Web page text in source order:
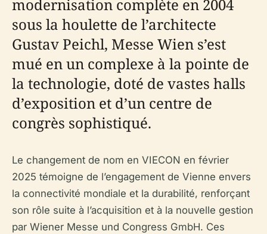
modernisation complète en 2004
sous la houlette de l’architecte
Gustav Peichl, Messe Wien s’est
mué en un complexe à la pointe de
la technologie, doté de vastes halls
d’exposition et d’un centre de
congrès sophistiqué.
Le changement de nom en VIECON en février
2025 témoigne de l’engagement de Vienne envers
la connectivité mondiale et la durabilité, renforçant
son rôle suite à l’acquisition et à la nouvelle gestion
par Wiener Messe und Congress GmbH. Ces